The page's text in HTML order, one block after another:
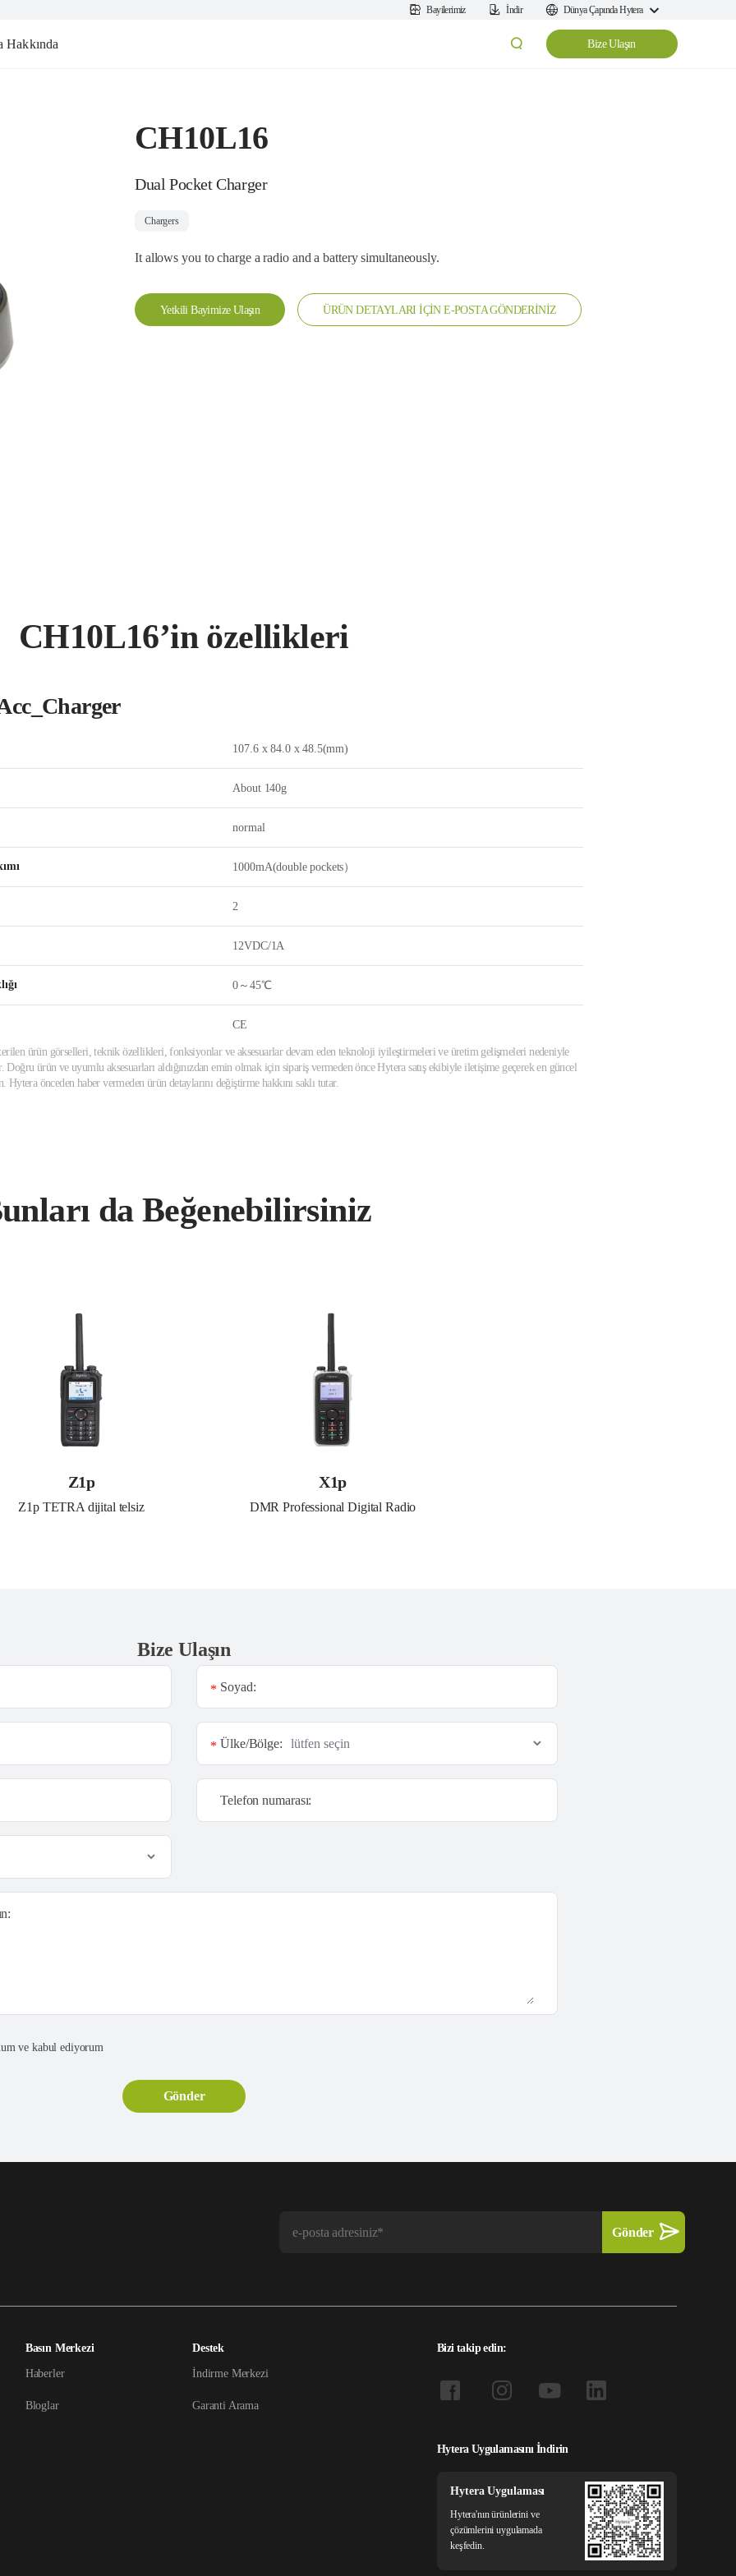
Bayilerimiz İndir Dünya Çapında Hytera
Hakkında Bize Ulaşın
CH10L16
Dual Pocket Charger
Chargers
It allows you to charge a radio and a battery simultaneously.
Yetkili Bayimize Ulaşın ÜRÜN DETAYLARI İÇİN E-POSTA GÖNDERİNİZ
CH10L16’in özellikleri
107.6 x 84.0 x 48.5(mm)
About 140g
normal
1000mA(double pockets）
2
12VDC/1A
0～45℃
CE
ürün görselleri, teknik özellikleri, fonksiyonlar ve aksesuarlar devam eden teknoloji iyileştirmeleri ve üretim gelişmeleri nedeniyle
Doğru ürün ve uyumlu aksesuarları aldığınızdan emin olmak için sipariş vermeden önce Hytera satış ekibiyle iletişime geçerek en güncel
Hytera önceden haber vermeden ürün detaylarını değiştirme hakkını saklı tutar.
da Beğenebilirsiniz
Z1p
Z1p TETRA dijital telsiz
X1p
DMR Professional Digital Radio
Bize Ulaşın
Soyad:
*
Ülke/Bölge:
*
Telefon numarası:
ve kabul ediyorum
Basın Merkezi
Haberler
Bloglar
Destek
İndirme Merkezi
Garanti Arama
Bizi takip edin:
Hytera Uygulamasını İndirin
Hytera Uygulaması
Hytera'nın ürünlerini ve
çözümlerini uygulamada
keşfedin.